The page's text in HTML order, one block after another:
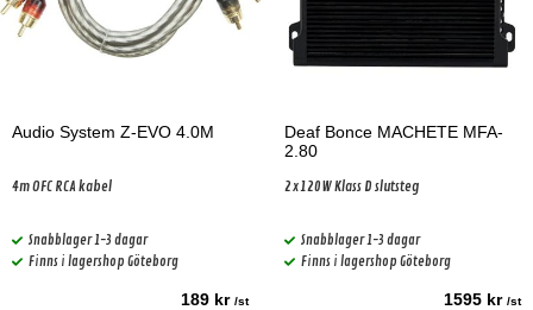
Audio System Z-EVO 4.0M
4m OFC RCA kabel
Snabblager 1-3 dagar
Finns i lagershop Göteborg
189 kr /st
Deaf Bonce MACHETE MFA-
2.80
2x120W Klass D slutsteg
Snabblager 1-3 dagar
Finns i lagershop Göteborg
1595 kr /st